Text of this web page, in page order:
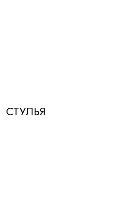
СТУЛЬЯ